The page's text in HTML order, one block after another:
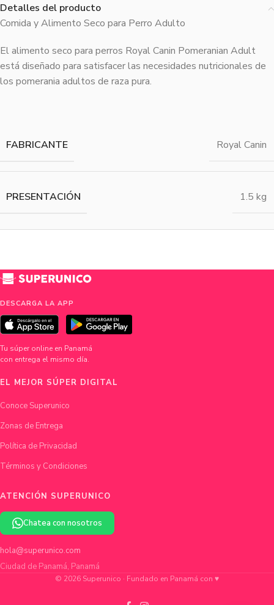
Detalles del producto
Comida y Alimento Seco para Perro Adulto
El alimento seco para perros Royal Canin Pomeranian Adult
está diseñado para satisfacer las necesidades nutricionales de
los pomerania adultos de raza pura.
FABRICANTE Royal Canin
PRESENTACIÓN 1.5 kg
DESCARGA LA APP
Tu súper online en Panamá
con entrega el mismo día.
EL MEJOR SÚPER DIGITAL
Conoce Superunico
Zonas de Entrega
Política de Privacidad
Términos y Condiciones
ATENCIÓN SUPERUNICO
Chatea con nosotros
hola@superunico.com
Ciudad de Panamá, Panamá
© 2026 Superunico · Fundado en Panamá con ♥